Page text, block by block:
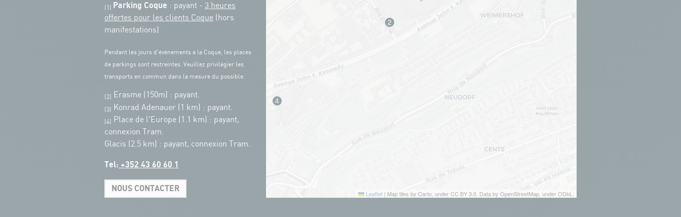
(1) Parking Coque : payant - 3 heures
offertes pour les clients Coque (hors
manifestations)
Pendant les jours d'événements à la Coque, les places
de parkings sont restreintes. Veuillez privilégier les
transports en commun dans la mesure du possible.
(2) Erasme (150m) : payant.
(3) Konrad Adenauer (1 km) : payant.
(4)
Place de l'Europe (1.1 km) : payant,
connexion Tram.
Glacis (2.5 km) : payant, connexion Tram.
Tel: +352 43 60 60 1
NOUS CONTACTER
Leaflet | Map tiles by Carto, under CC BY 3.0. Data by OpenStreetMap, under ODbL.